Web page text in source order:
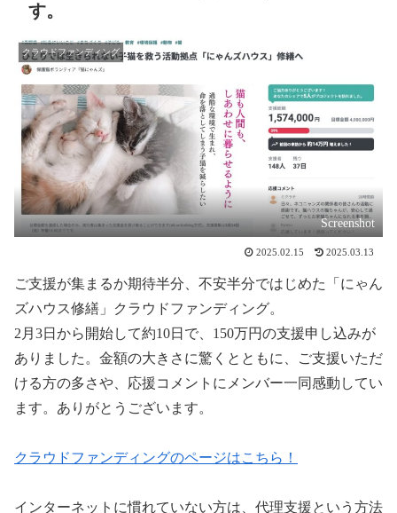
す。
クラウドファンディング
Screenshot
2025.02.15 2025.03.13
ご支援が集まるか期待半分、不安半分ではじめた「にゃん
ズハウス修繕」クラウドファンディング。
2月3日から開始して約10日で、150万円の支援申し込みが
ありました。金額の大きさに驚くとともに、ご支援いただ
ける方の多さや、応援コメントにメンバー一同感動してい
ます。ありがとうございます。
クラウドファンディングのページはこちら！
インターネットに慣れていない方は、代理支援という方法